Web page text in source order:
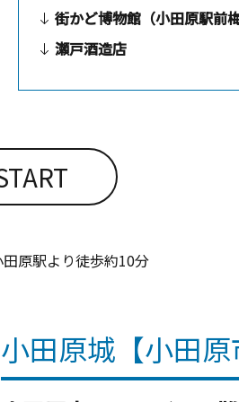
街かど博物館（小田原駅前
瀬戸酒造店
田原駅より徒歩約10分
小田原城【小田原